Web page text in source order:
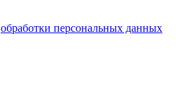
обработки персональных данных